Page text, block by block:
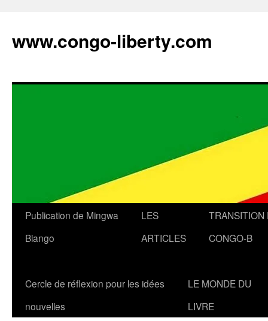
contenu
www.congo-liberty.com
Publication de Mingwa
Biango
LES
ARTICLES
TRANSITION
CONGO-B
Cercle de réflexion pour les idées
nouvelles
LE MONDE DU
LIVRE